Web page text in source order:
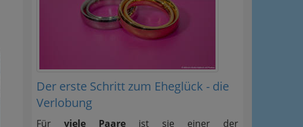
Der erste Schritt zum Eheglück - die
Verlobung
Für viele Paare ist sie einer der